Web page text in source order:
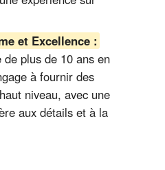
et Excellence :
plus de 10 ans en
à fournir des
niveau, avec une
aux détails et à la